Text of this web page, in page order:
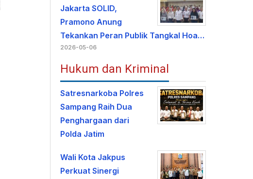
Jakarta SOLID,
Pramono Anung
Tekankan Peran Publik Tangkal Hoa…
2026-05-06
Hukum dan Kriminal
Satresnarkoba Polres
Sampang Raih Dua
Penghargaan dari
Polda Jatim
Wali Kota Jakpus
Perkuat Sinergi